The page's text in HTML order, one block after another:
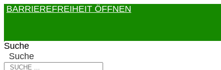
BARRIEREFREIHEIT ÖFFNEN
Suche
Suche